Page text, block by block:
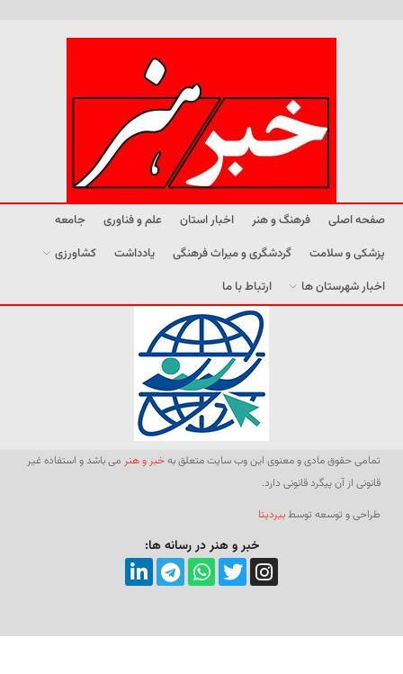
صفحه اصلی فرهنگ و هنر اخبار استان علم و فناوری
جامعه
پزشکی و سلامت
گردشگری و میراث فرهنگی یادداشت
کشاورزی
اخبار شهرستان ها
ارتباط با ما
تمامی حقوق مادی و معنوی این وب سایت متعلق بهخبر و هنر می باشد و استفاده غیر
قانونی از آن پیگرد قانونی دارد.
طراحی و توسعه توسطبیردیتا
خبر و هنر در رسانه ها: